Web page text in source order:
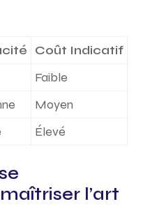
Coût Indicatif
Faible
Moyen
Élevé
l’art